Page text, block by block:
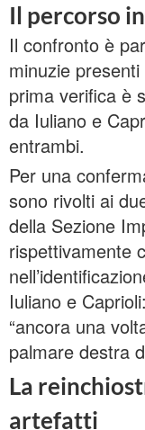
Il percorso
Il confronto è
minuzie presenti
prima verifica è
da Iuliano e
entrambi.
Per una
sono rivolti ai
della Sezione
rispettivamente
Iuliano e
“ancora una
palmare destra
La
artefatti